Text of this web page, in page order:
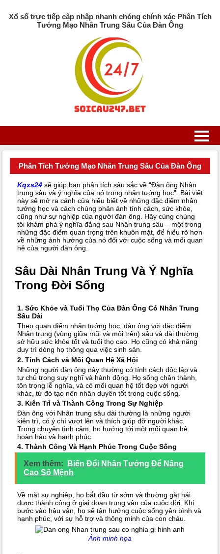
Xổ số trực tiếp cập nhập nhanh chóng chính xác Phân Tích
Tướng Mạo Nhân Trung Sâu Của Đàn Ông
Phân Tích Tướng Mạo Nhân Trung Sâu Của Đàn Ông
Kqxs24 sẽ giúp bạn phân tích sâu sắc về “Đàn ông Nhân
trung sâu và ý nghĩa của nó trong nhân tướng học”. Bài viết
này sẽ mở ra cánh cửa hiểu biết về những đặc điểm nhân
tướng học và cách chúng phản ánh tính cách, sức khỏe,
cũng như sự nghiệp của người đàn ông. Hãy cùng chúng
tôi khám phá ý nghĩa đằng sau Nhân trung sâu – một trong
những đặc điểm quan trọng trên khuôn mặt, để hiểu rõ hơn
về những ảnh hưởng của nó đối với cuộc sống và mối quan
hệ của người đàn ông.
Sâu Dài Nhân Trung Và Ý Nghĩa
Trong Đời Sống
1. Sức Khỏe và Tuổi Thọ Của Đàn Ông Có Nhân Trung
Sâu Dài
Theo quan điểm nhân tướng học, đàn ông với đặc điểm
Nhân trung (vùng giữa mũi và môi trên) sâu và dài thường
sở hữu sức khỏe tốt và tuổi thọ cao. Họ cũng có khả năng
duy trì dòng họ thông qua việc sinh sản.
2. Tính Cách và Mối Quan Hệ Xã Hội
Những người đàn ông này thường có tính cách độc lập và
tự chủ trong suy nghĩ và hành động. Họ sống chân thành,
tôn trọng lễ nghĩa, và có mối quan hệ tốt đẹp với người
khác, từ đó tạo nên nhân duyên tốt trong cuộc sống.
3. Kiên Trì và Thành Công Trong Sự Nghiệp
Đàn ông với Nhân trung sâu dài thường là những người
kiên trì, có ý chí vượt lên và thích giúp đỡ người khác.
Trong chuyện tình cảm, họ hướng tới một mối quan hệ
hoàn hảo và hạnh phúc.
4. Thành Công Và Hạnh Phúc Trong Cuộc Sống
Xem thêm:
Biến Đổi Nhân Tướng Để Nâng
Cao Số Mệnh
Về mặt sự nghiệp, họ bắt đầu từ sớm và thường gặt hái
được thành công ở giai đoạn trung vận của cuộc đời. Khi
bước vào hậu vận, họ sẽ tận hưởng cuộc sống yên bình và
hạnh phúc, với sự hỗ trợ và thông minh của con cháu.
Ảnh minh họa